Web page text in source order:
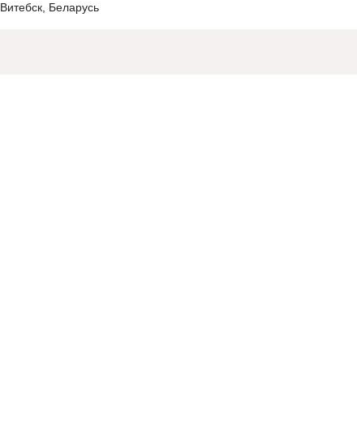
Витебск, Беларусь